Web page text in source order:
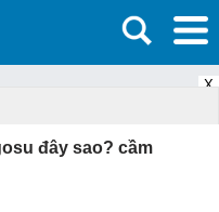
X
đây sao? cầm